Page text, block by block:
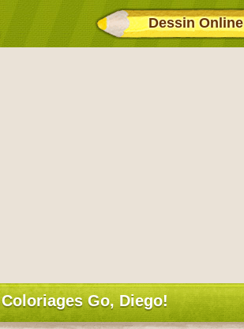
Dessin Online
Coloriages Go, Diego!